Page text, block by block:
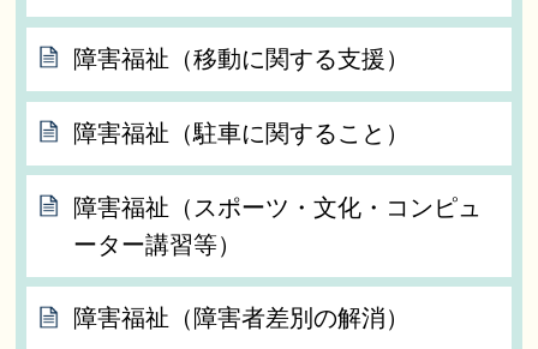
障害福祉（移動に関する支援）
障害福祉（駐車に関すること）
障害福祉（スポーツ・文化・コンピュ
ーター講習等）
障害福祉（障害者差別の解消）